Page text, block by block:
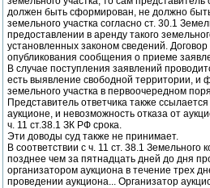
должен быть сформирован, не должно
земельного участка согласно ст. 30.1
предоставлении в аренду такого
установленных законом сведений.
опубликования сообщения о приеме
В случае поступления заявлений
есть выявление свободной территории, и
земельного участка в первоочередном
Представитель ответчика также
аукционе, и невозможность отказа от
ч. 11 ст.38.1 ЗК РФ срока.
Эти доводы суд также не принимает.
В соответствии с ч. 11 ст. 38.1
позднее чем за пятнадцать дней до дня
организатором аукциона в течение трех
проведении аукциона... Организатор